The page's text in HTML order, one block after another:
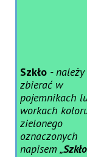
Szkło - należy
zbierać w
pojemnikach
workach
zielonego
oznaczonych
napisem „Szkło